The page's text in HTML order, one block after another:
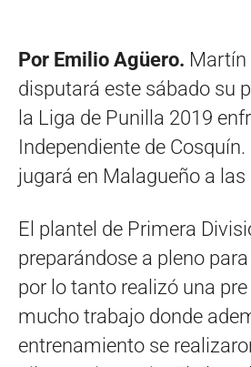
Por Emilio Agüero. Martín
disputará este sábado su
la Liga de Punilla 2019
Independiente de
jugará en Malagueño a las
El plantel de Primera
preparándose a pleno
por lo tanto realizó una
mucho trabajo donde
entrenamiento se